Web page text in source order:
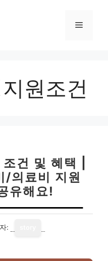
메
원조건
건 및 혜택 |
/의료비 지원
유해요!
: